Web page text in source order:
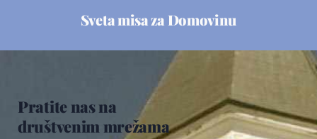
Sveta misa za Domovinu
Pratite nas na
društvenim mrežama